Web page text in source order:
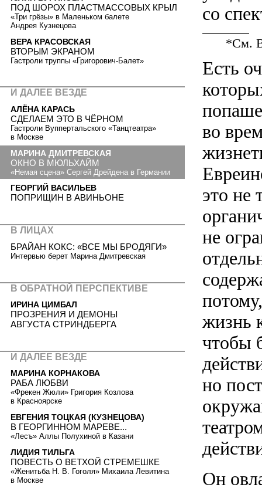
со
*См.
Есть
во
это не
не
жизнь
чтобы
но
Он
ПОД ШОРОХ ПЛАСТМАССОВЫХ КРЫЛ
«Три грёзы» в Маленьком балете
Андрея Кузнецова
ВЕРА КРАСОВСКАЯ
ВТОРЫМ ЭКРАНОМ
Гастроли труппы «Григорович-Балет»
И ДАЛЕЕ ВЕЗДЕ
АЛЁНА КАРАСЬ
СДЕЛАЕМ ЭТО В ЧЁРНОМ
Гастроли Вуппертальского «Танцтеатра»
в Москве
МАРИНА ДМИТРЕВСКАЯ
ОКНО В МЮЛЬХАЙМ
«Немая сцена» Сергей Дрейдена в Германии
ГЕОРГИЙ ВАСИЛЬЕВ
ПОПРИЩИН В АВИНЬОНЕ
В ЛИЦАХ
БРАЙАН КОКС: «ВСЕ МЫ БРОДЯГИ»
Интервью берет Марина Дмитревская
В ОБРАТНОЙ ПЕРСПЕКТИВЕ
ИРИНА ЦИМБАЛ
ПРОЗРЕНИЯ И ДЕМОНЫ
АВГУСТА СТРИНДБЕРГА
И ДАЛЕЕ ВЕЗДЕ
МАРИНА КОРНАКОВА
РАБА ЛЮБВИ
«Фрекен Жюли» Григория Козлова
в Красноярске
ЕВГЕНИЯ ТОЦКАЯ (КУЗНЕЦОВА)
В ГЕОРГИННОМ МАРЕВЕ...
«Лесъ» Аллы Полухиной в Казани
ЛИДИЯ ТИЛЬГА
ПОВЕСТЬ О ВЕТХОЙ СТРЕМЕШКЕ
«Женитьба Н. В. Гоголя» Михаила Левитина
в Москве